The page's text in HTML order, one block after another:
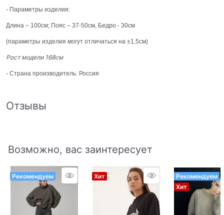
- Параметры изделия:
Длина – 100см; Пояс – 37-50см, Бедро - 30см
(параметры изделия могут отличаться на ±1,5см)
Рост модели 168см
- Страна производитель: Россия
Отзывы
Возможно, вас заинтересует
Рекомендуем Хит
Рекомендуем
Хит